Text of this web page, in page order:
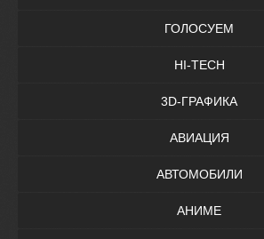
ГОЛОСУЕМ
HI-TECH
3D-ГРАФИКА
АВИАЦИЯ
АВТОМОБИЛИ
АНИМЕ